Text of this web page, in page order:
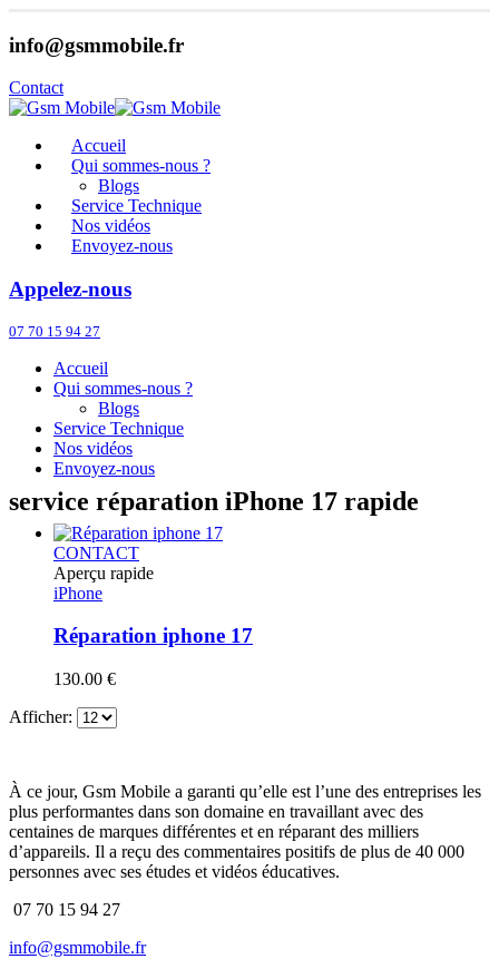
info@gsmmobile.fr
Contact
Accueil
Qui sommes-nous ?
Blogs
Service Technique
Nos vidéos
Envoyez-nous
Appelez-nous
07 70 15 94 27
Accueil
Qui sommes-nous ?
Blogs
Service Technique
Nos vidéos
Envoyez-nous
service réparation iPhone 17 rapide
CONTACT
Aperçu rapide
iPhone
Réparation iphone 17
130.00 €
Afficher:
À ce jour, Gsm Mobile a garanti qu’elle est l’une des entreprises les
plus performantes dans son domaine en travaillant avec des
centaines de marques différentes et en réparant des milliers
d’appareils. Il a reçu des commentaires positifs de plus de 40 000
personnes avec ses études et vidéos éducatives.
07 70 15 94 27
info@gsmmobile.fr